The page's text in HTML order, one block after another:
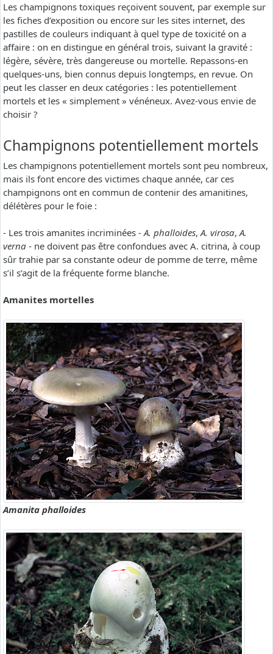
Les champignons toxiques reçoivent souvent, par exemple sur
les fiches d’exposition ou encore sur les sites internet, des
pastilles de couleurs indiquant à quel type de toxicité on a
affaire : on en distingue en général trois, suivant la gravité :
légère, sévère, très dangereuse ou mortelle. Repassons-en
quelques-uns, bien connus depuis longtemps, en revue. On
peut les classer en deux catégories : les potentiellement
mortels et les « simplement » vénéneux. Avez-vous envie de
choisir ?
Champignons potentiellement mortels
Les champignons potentiellement mortels sont peu nombreux,
mais ils font encore des victimes chaque année, car ces
champignons ont en commun de contenir des amanitines,
délétères pour le foie :
- Les trois amanites incriminées -A. phalloides,A. virosa,A.
verna - ne doivent pas être confondues avec A. citrina, à coup
sûr trahie par sa constante odeur de pomme de terre, même
s’il s’agit de la fréquente forme blanche.
Amanites mortelles
Amanita phalloides